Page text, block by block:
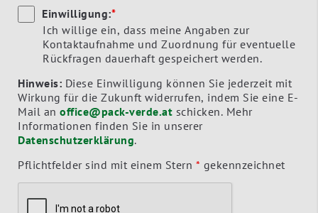
Einwilligung:*
Ich willige ein, dass meine Angaben zur
Kontaktaufnahme und Zuordnung für eventuelle
Rückfragen dauerhaft gespeichert werden.
Hinweis: Diese Einwilligung können Sie jederzeit mit
Wirkung für die Zukunft widerrufen, indem Sie eine E-
Mail an office@pack-verde.at
Informationen finden Sie in unserer
Datenschutzerklärung.
Pflichtfelder sind mit einem Stern * gekennzeichnet